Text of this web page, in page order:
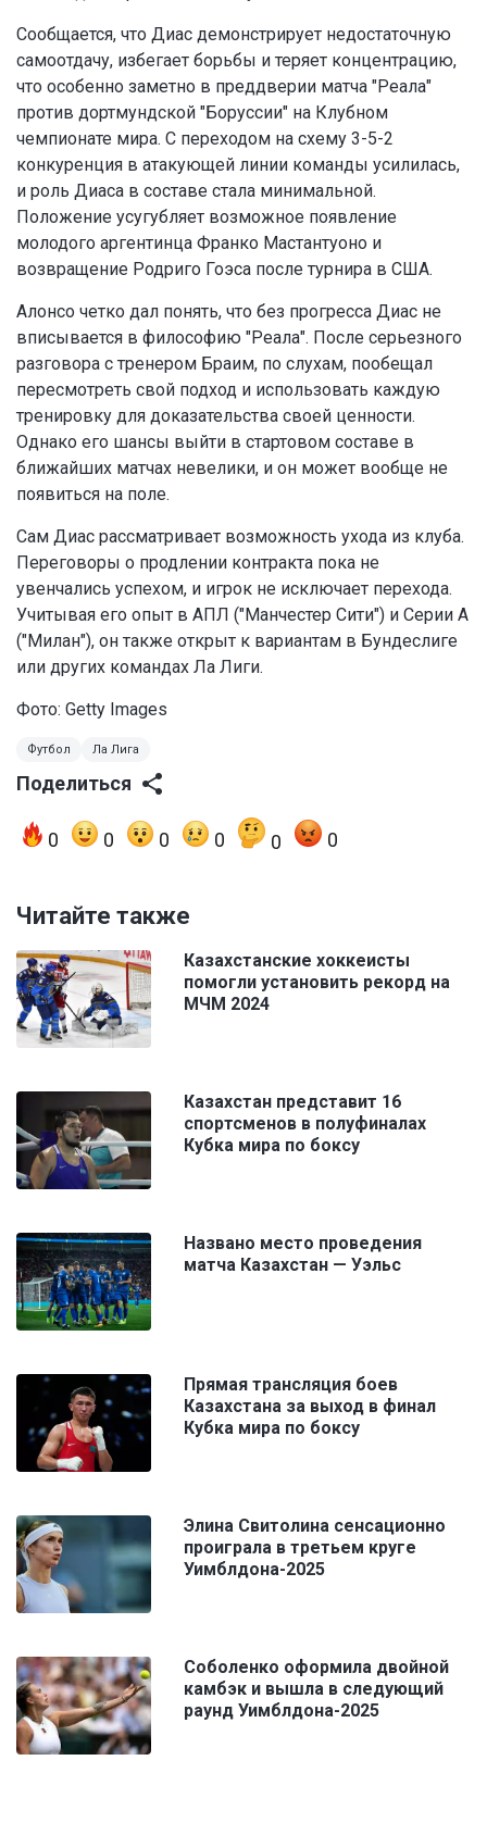
Сообщается, что Диас демонстрирует недостаточную
самоотдачу, избегает борьбы и теряет концентрацию,
что особенно заметно в преддверии матча "Реала"
против дортмундской "Боруссии" на Клубном
чемпионате мира. С переходом на схему 3-5-2
конкуренция в атакующей линии команды усилилась,
и роль Диаса в составе стала минимальной.
Положение усугубляет возможное появление
молодого аргентинца Франко Мастантуоно и
возвращение Родриго Гоэса после турнира в США.
Алонсо четко дал понять, что без прогресса Диас не
вписывается в философию "Реала". После серьезного
разговора с тренером Браим, по слухам, пообещал
пересмотреть свой подход и использовать каждую
тренировку для доказательства своей ценности.
Однако его шансы выйти в стартовом составе в
ближайших матчах невелики, и он может вообще не
появиться на поле.
Сам Диас рассматривает возможность ухода из клуба.
Переговоры о продлении контракта пока не
увенчались успехом, и игрок не исключает перехода.
Учитывая его опыт в АПЛ ("Манчестер Сити") и Серии А
("Милан"), он также открыт к вариантам в Бундеслиге
или других командах Ла Лиги.
Фото: Getty Images
Футбол Ла Лига
Поделиться
0 0 0 0 0 0
Читайте также
Казахстанские хоккеисты
помогли установить рекорд на
МЧМ 2024
Казахстан представит 16
спортсменов в полуфиналах
Кубка мира по боксу
Названо место проведения
матча Казахстан — Уэльс
Прямая трансляция боев
Казахстана за выход в финал
Кубка мира по боксу
Элина Свитолина сенсационно
проиграла в третьем круге
Уимблдона-2025
Соболенко оформила двойной
камбэк и вышла в следующий
раунд Уимблдона-2025